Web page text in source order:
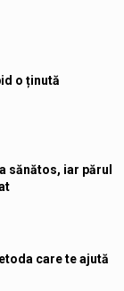
o ținută
sănătos, iar părul
care te ajută